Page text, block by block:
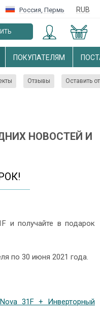
Россия, Пермь RUB
ПОКУПАТЕЛЯМ
Отзывы Оставить
НОВОСТЕЙ И
и получайте в подарок
по 30 июня 2021 года.
31F + Инверторный